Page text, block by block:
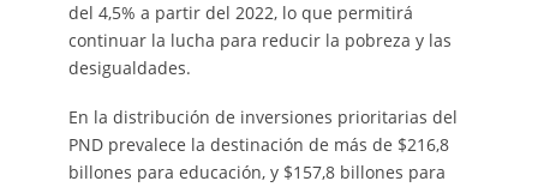
del 4,5% a partir del 2022, lo que permitirá
continuar la lucha para reducir la pobreza y las
desigualdades.
En la distribución de inversiones prioritarias del
PND prevalece la destinación de más de $216,8
billones para educación, y $157,8 billones para